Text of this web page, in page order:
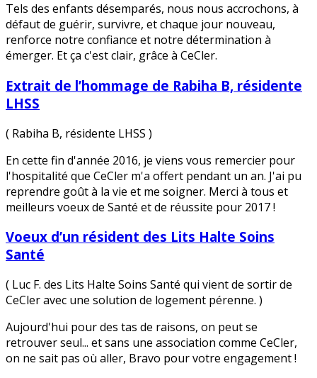
Tels des enfants désemparés, nous nous accrochons, à
défaut de guérir, survivre, et chaque jour nouveau,
renforce notre confiance et notre détermination à
émerger. Et ça c'est clair, grâce à CeCler.
Extrait de l’hommage de Rabiha B, résidente
LHSS
( Rabiha B, résidente LHSS )
En cette fin d'année 2016, je viens vous remercier pour
l'hospitalité que CeCler m'a offert pendant un an. J'ai pu
reprendre goût à la vie et me soigner. Merci à tous et
meilleurs voeux de Santé et de réussite pour 2017 !
Voeux d’un résident des Lits Halte Soins
Santé
( Luc F. des Lits Halte Soins Santé qui vient de sortir de
CeCler avec une solution de logement pérenne. )
Aujourd'hui pour des tas de raisons, on peut se
retrouver seul... et sans une association comme CeCler,
on ne sait pas où aller, Bravo pour votre engagement !